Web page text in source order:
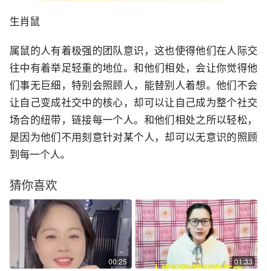
生肖鼠
属鼠的人有着极强的团队意识，这也使得他们在人际交
往中有着举足轻重的地位。和他们相处，会让你觉得他
们事无巨细，特别会照顾人，能替别人着想。他们不会
让自己变成社交中的核心，却可以让自己成为整个社交
场合的纽带，链接每一个人。和他们相处之所以轻松，
是因为他们不用刻意针对某个人，却可以无意识的照顾
到每一个人。
猜你喜欢
00:25 01:33